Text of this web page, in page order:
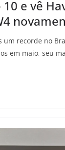
e vê
um recorde no
em maio, seu